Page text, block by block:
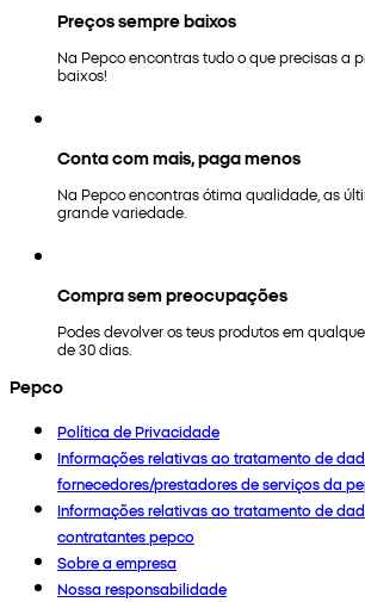
Preços sempre baixos
Na Pepco encontras tudo o que precisas a
baixos!
Conta com mais, paga menos
Na Pepco encontras ótima qualidade, as
grande variedade.
Compra sem preocupações
Podes devolver os teus produtos em
de 30 dias.
Pepco
Política de Privacidade
Informações relativas ao tratamento de
fornecedores/prestadores de serviços da
Informações relativas ao tratamento de
contratantes pepco
Sobre a empresa
Nossa responsabilidade